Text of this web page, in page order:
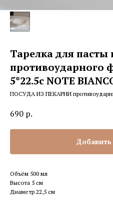
Тарелка для
противоударного
5*22.5с NOTE
ПОСУДА ИЗ ПЕКАРНИ
690 р.
Добавить
Объём 500 мл
Высота 5 см
Диаметр 22,5 см